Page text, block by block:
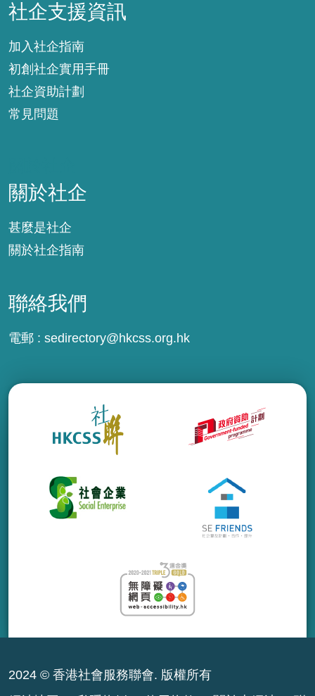
社企支援資訊
加入社企指南
初創社企實用手冊
社企資助計劃
常見問題
關於社企
甚麼是社企
關於社企指南
聯絡我們
電郵 : sedirectory@hkcss.org.hk
2024 © 香港社會服務聯會. 版權所有